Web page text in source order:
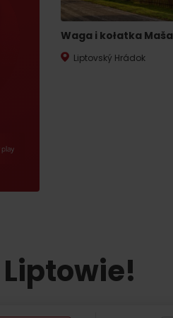
Waga i kołatka Maša
Liptovský Hrádok